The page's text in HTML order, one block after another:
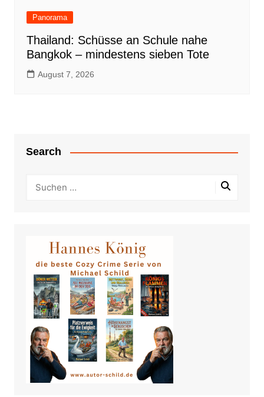
Panorama
Thailand: Schüsse an Schule nahe
Bangkok – mindestens sieben Tote
August 7, 2026
Search